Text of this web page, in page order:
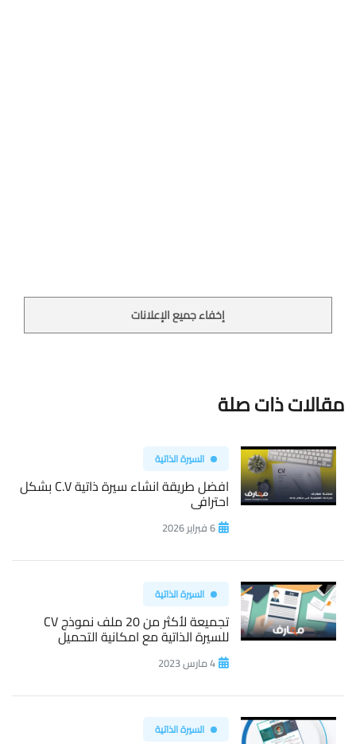
إخفاء جميع الإعلانات
مقالات ذات صلة
السيرة الذاتية
افضل طريقة انشاء سيرة ذاتية C.V بشكل
احترافى
6 فبراير 2026
السيرة الذاتية
تجميعة لأكثر من 20 ملف نموذج CV
للسيرة الذاتية مع امكانية التحميل
4 مارس 2023
السيرة الذاتية